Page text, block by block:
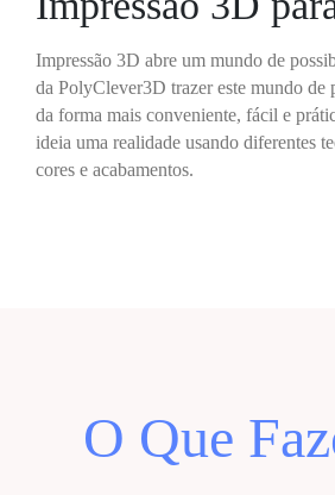
Impressão 3D abre um mundo de
da PolyClever3D trazer este mundo de
da forma mais conveniente, fácil e
ideia uma realidade usando diferentes
cores e acabamentos.
O Que